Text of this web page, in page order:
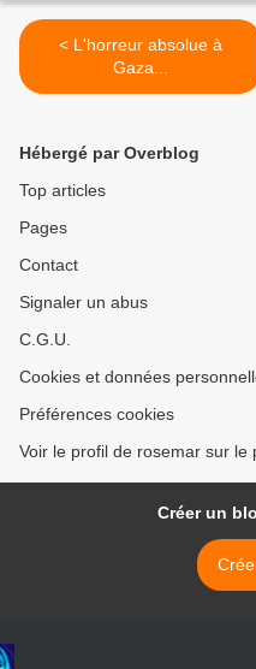
< L'horreur absolue à
Gaza...
Hébergé par Overblog
Top articles
Pages
Contact
Signaler un abus
C.G.U.
Cookies et données
Préférences cookies
Voir le profil de rosemar sur le
Créer un